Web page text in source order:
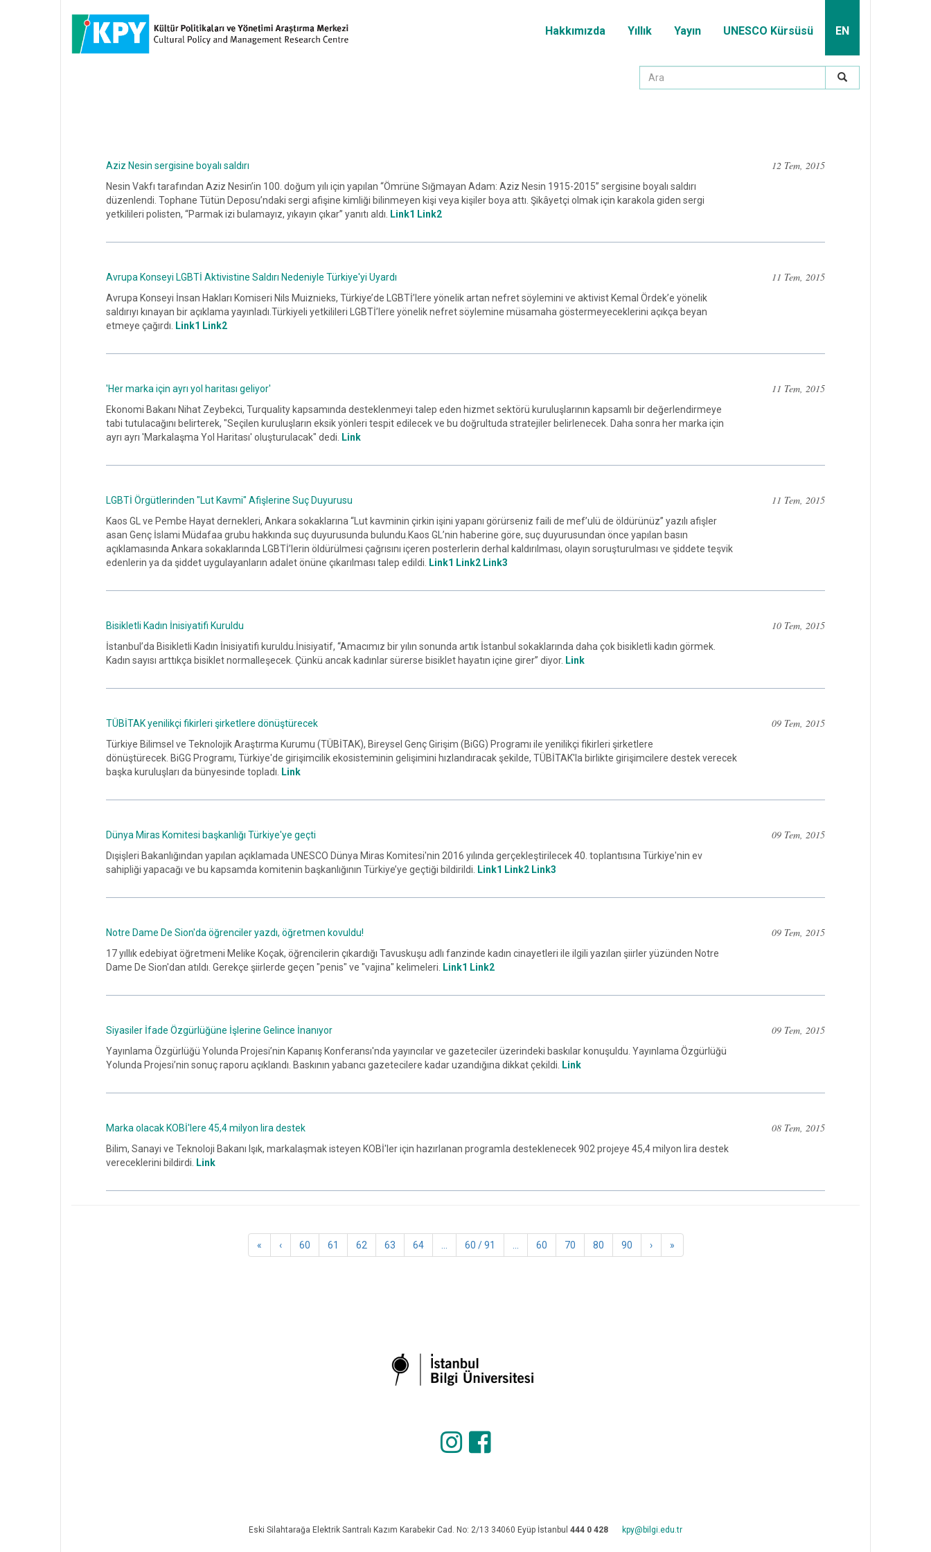
Hakkımızda Yıllık Yayın UNESCO Kürsüsü EN
Aziz Nesin sergisine boyalı saldırı
Nesin Vakfı tarafından Aziz Nesin’in 100. doğum yılı için yapılan “Ömrüne Sığmayan Adam: Aziz Nesin 1915-2015” sergisine boyalı saldırı
düzenlendi. Tophane Tütün Deposu’ndaki sergi afişine kimliği bilinmeyen kişi veya kişiler boya attı. Şikâyetçi olmak için karakola giden sergi
yetkilileri polisten, “Parmak izi bulamayız, yıkayın çıkar” yanıtı aldı.
Link1 Link2
12 Tem, 2015
Avrupa Konseyi LGBTİ Aktivistine Saldırı Nedeniyle Türkiye'yi Uyardı
Avrupa Konseyi İnsan Hakları Komiseri Nils Muiznieks, Türkiye’de LGBTİ’lere yönelik artan nefret söylemini ve aktivist Kemal Ördek’e yönelik
saldırıyı kınayan bir açıklama yayınladı.Türkiyeli yetkilileri LGBTİ’lere yönelik nefret söylemine müsamaha göstermeyeceklerini açıkça beyan
etmeye çağırdı.
Link1 Link2
11 Tem, 2015
'Her marka için ayrı yol haritası geliyor'
Ekonomi Bakanı Nihat Zeybekci, Turquality kapsamında desteklenmeyi talep eden hizmet sektörü kuruluşlarının kapsamlı bir değerlendirmeye
tabi tutulacağını belirterek, "Seçilen kuruluşların eksik yönleri tespit edilecek ve bu doğrultuda stratejiler belirlenecek. Daha sonra her marka için
ayrı ayrı 'Markalaşma Yol Haritası' oluşturulacak" dedi.
Link
11 Tem, 2015
LGBTİ Örgütlerinden "Lut Kavmi" Afişlerine Suç Duyurusu
Kaos GL ve Pembe Hayat dernekleri, Ankara sokaklarına “Lut kavminin çirkin işini yapanı görürseniz faili de mef’ulü de öldürünüz” yazılı afişler
asan Genç İslami Müdafaa grubu hakkında suç duyurusunda bulundu.Kaos GL’nin haberine göre, suç duyurusundan önce yapılan basın
açıklamasında Ankara sokaklarında LGBTİ’lerin öldürülmesi çağrısını içeren posterlerin derhal kaldırılması, olayın soruşturulması ve şiddete teşvik
edenlerin ya da şiddet uygulayanların adalet önüne çıkarılması talep edildi.
Link1 Link2 Link3
11 Tem, 2015
Bisikletli Kadın İnisiyatifi Kuruldu
İstanbul’da Bisikletli Kadın İnisiyatifi kuruldu.İnisiyatif, “Amacımız bir yılın sonunda artık İstanbul sokaklarında daha çok bisikletli kadın görmek.
Kadın sayısı arttıkça bisiklet normalleşecek. Çünkü ancak kadınlar sürerse bisiklet hayatın içine girer” diyor. Link
10 Tem, 2015
TÜBİTAK yenilikçi fikirleri şirketlere dönüştürecek
Türkiye Bilimsel ve Teknolojik Araştırma Kurumu (TÜBİTAK), Bireysel Genç Girişim (BiGG) Programı ile yenilikçi fikirleri şirketlere
dönüştürecek. BiGG Programı, Türkiye'de girişimcilik ekosisteminin gelişimini hızlandıracak şekilde, TÜBİTAK'la birlikte girişimcilere destek verecek
başka kuruluşları da bünyesinde topladı.
Link
09 Tem, 2015
Dünya Miras Komitesi başkanlığı Türkiye'ye geçti
Dışişleri Bakanlığından yapılan açıklamada UNESCO Dünya Miras Komitesi'nin 2016 yılında gerçekleştirilecek 40. toplantısına Türkiye'nin ev
sahipliği yapacağı ve bu kapsamda komitenin başkanlığının Türkiye’ye geçtiği bildirildi.
Link1 Link2 Link3
09 Tem, 2015
Notre Dame De Sion'da öğrenciler yazdı, öğretmen kovuldu!
17 yıllık edebiyat öğretmeni Melike Koçak, öğrencilerin çıkardığı Tavuskuşu adlı fanzinde kadın cinayetleri ile ilgili yazılan şiirler yüzünden Notre
Dame De Sion'dan atıldı. Gerekçe şiirlerde geçen "penis" ve "vajina" kelimeleri.
Link1 Link2
09 Tem, 2015
Siyasiler İfade Özgürlüğüne İşlerine Gelince İnanıyor
Yayınlama Özgürlüğü Yolunda Projesi’nin Kapanış Konferansı'nda yayıncılar ve gazeteciler üzerindeki baskılar konuşuldu. Yayınlama Özgürlüğü
Yolunda Projesi’nin sonuç raporu açıklandı. Baskının yabancı gazetecilere kadar uzandığına dikkat çekildi.
Link
09 Tem, 2015
Marka olacak KOBİ'lere 45,4 milyon lira destek
Bilim, Sanayi ve Teknoloji Bakanı Işık, markalaşmak isteyen KOBİ'ler için hazırlanan programla desteklenecek 902 projeye 45,4 milyon lira destek
vereceklerini bildirdi.
Link
08 Tem, 2015
« ‹ 60 61 62 63 64 60 / 91 60 70 80 90 › »
Eski Silahtarağa Elektrik Santralı Kazım Karabekir Cad. No: 2/13 34060 Eyüp İstanbul 444 0 428 kpy@bilgi.edu.tr